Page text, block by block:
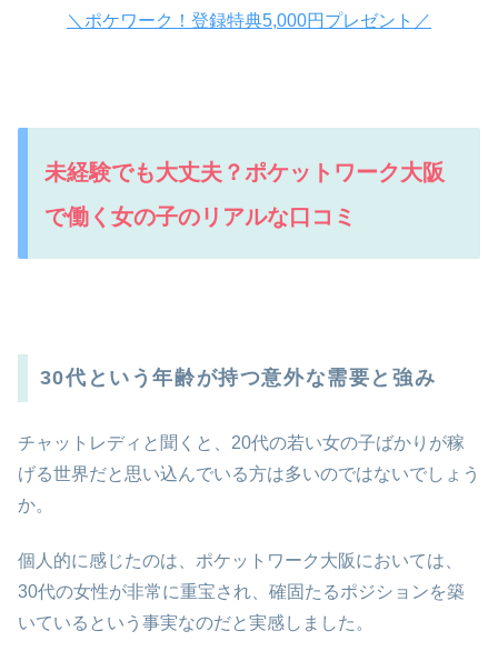
＼ポケワーク！登録特典5,000円プレゼント／
未経験でも大丈夫？ポケットワーク大阪
で働く女の子のリアルな口コミ
30代という年齢が持つ意外な需要と強み
チャットレディと聞くと、20代の若い女の子ばかりが稼
げる世界だと思い込んでいる方は多いのではないでしょう
か。
個人的に感じたのは、ポケットワーク大阪においては、
30代の女性が非常に重宝され、確固たるポジションを築
いているという事実なのだと実感しました。